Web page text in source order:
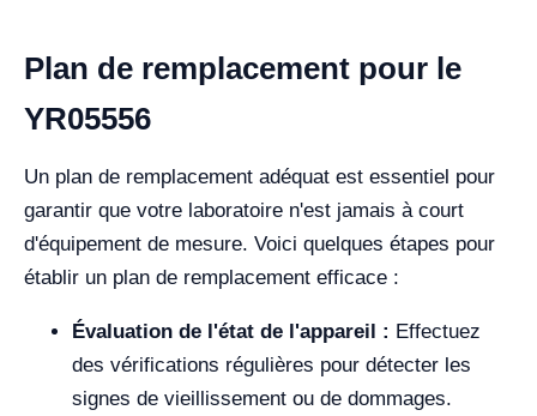
Plan de remplacement pour le
YR05556
Un plan de remplacement adéquat est essentiel pour
garantir que votre laboratoire n'est jamais à court
d'équipement de mesure. Voici quelques étapes pour
établir un plan de remplacement efficace :
Évaluation de l'état de l'appareil : Effectuez
des vérifications régulières pour détecter les
signes de vieillissement ou de dommages.